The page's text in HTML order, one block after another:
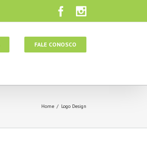
FALE CONOSCO
Home / Logo Design